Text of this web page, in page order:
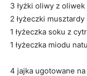
3 łyżki oliwy z oliwek
2 łyżeczki
1 łyżeczka soku z
1 łyżeczka miodu
4 jajka ugotowane